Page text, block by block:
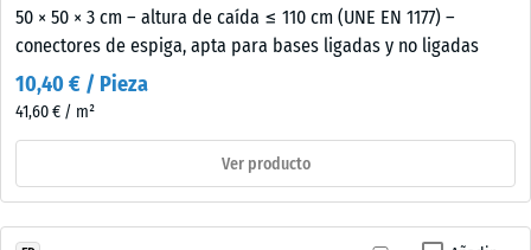
50 × 50 × 3 cm – altura de caída ≤ 110 cm (UNE EN 1177) –
conectores de espiga, apta para bases ligadas y no ligadas
10,40 € / Pieza
41,60 € / m²
Ver producto